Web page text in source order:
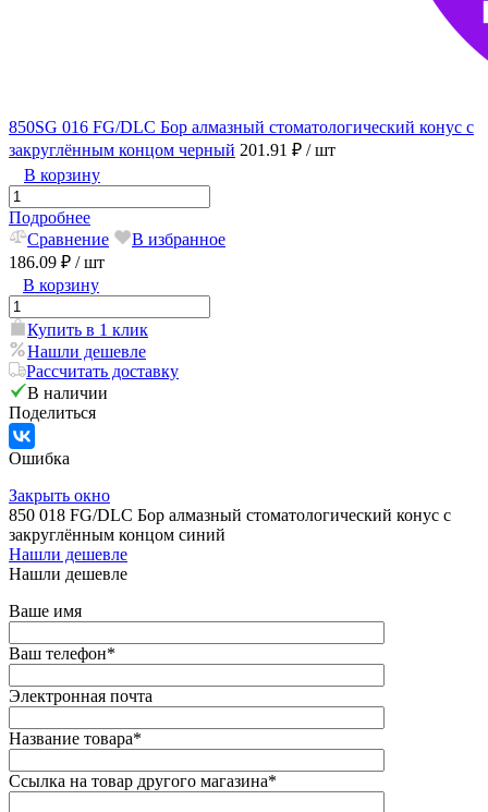
850SG 016 FG/DLC Бор алмазный стоматологический конус с
закруглённым концом черный 201.91 ₽ / шт
В корзину
Подробнее
Сравнение
В избранное
186.09 ₽ / шт
В корзину
Купить в 1 клик
Нашли дешевле
Рассчитать доставку
В наличии
Поделиться
Ошибка
Закрыть окно
850 018 FG/DLC Бор алмазный стоматологический конус с
закруглённым концом синий
Нашли дешевле
Нашли дешевле
Ваше имя
Ваш телефон*
Электронная почта
Название товара*
Ссылка на товар другого магазина*